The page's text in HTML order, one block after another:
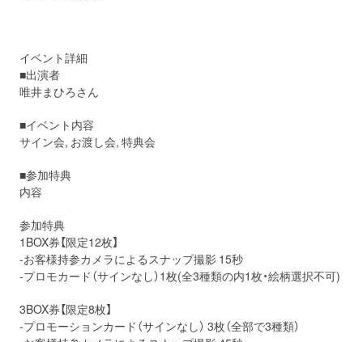
イベント詳細
■出演者
唯井まひろさん
■イベント内容
サイン会, お渡し会, 特典会
■参加特典
内容
参加特典
1BOX券【限定12枚】
-お客様持参カメラによるスナップ撮影 15秒
-プロモカード（サインなし）1枚(全3種類の内1枚・絵柄選択不可)
3BOX券【限定8枚】
-プロモーションカード（サインなし） 3枚（全部で3種類）